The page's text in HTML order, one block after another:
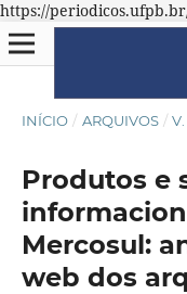
https://
INÍCIO / ARQUIVOS /
Produtos e
Mercosul:
web dos